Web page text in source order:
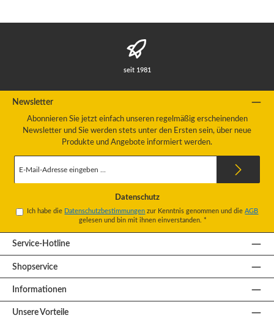
seit 1981
Newsletter
Abonnieren Sie jetzt einfach unseren regelmäßig erscheinenden
Newsletter und Sie werden stets unter den Ersten sein, über neue
Produkte und Angebote informiert werden.
Mail-
Datenschutz
Ich habe die Datenschutzbestimmungen zur Kenntnis genommen und dieAGB
gelesen und bin mit ihnen einverstanden. *
Service-Hotline
Shopservice
Informationen
Unsere Vorteile